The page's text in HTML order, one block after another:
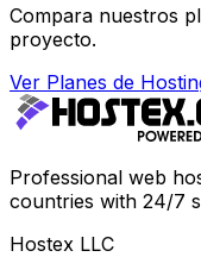
Compara nuestros
proyecto.
Ver Planes de
Professional web
countries with 24/7
Hostex LLC